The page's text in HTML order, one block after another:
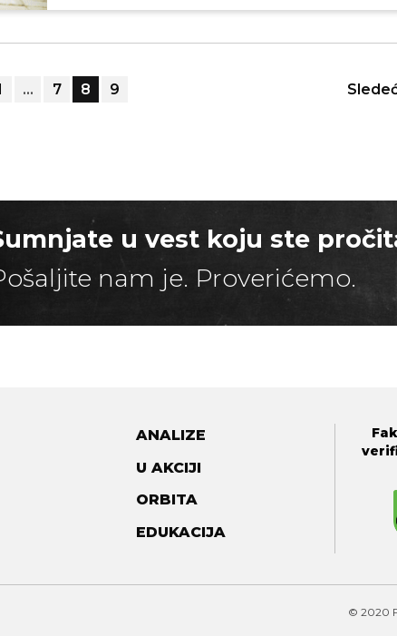
… 7 8 9
u vest koju ste
nam je. Proverićemo.
ANALIZE
U AKCIJI
ORBITA
EDUKACIJA
© 2020